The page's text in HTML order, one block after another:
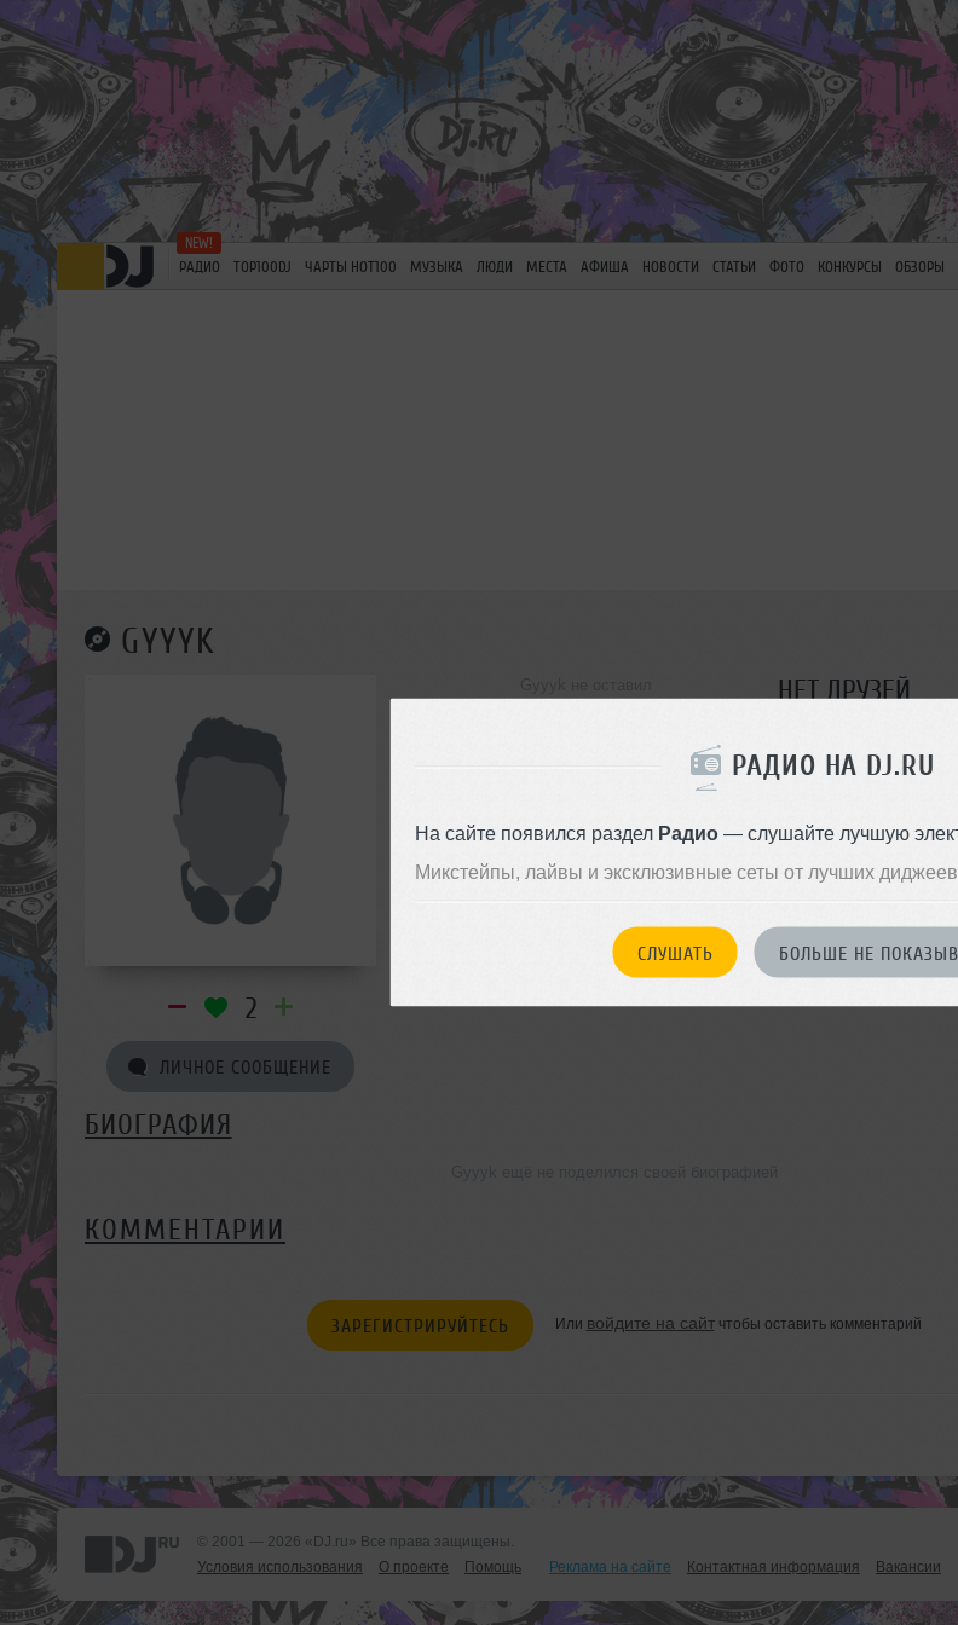
РАДИО НА DJ.RU
На сайте появился раздел Радио— слушайте лучшую
Микстейпы, лайвы и эксклюзивные сеты от лучших диджеев.
СЛУШАТЬ БОЛЬШЕ НЕ
РАДИО TOP100DJ ЧАРТЫ HOT100 МУЗЫКА ЛЮДИ МЕСТА АФИША НОВОСТИ СТАТЬИ ФОТО КОНКУРСЫ ОБЗОРЫ
GYYYK
2
ЛИЧНОЕ СООБЩЕНИЕ
НЕТ ДРУЗЕЙ
БИОГРАФИЯ
КОММЕНТАРИИ
ЗАРЕГИСТРИРУЙТЕСЬ Или войдите на сайтчтобы оставить комментарий
© 2001 — 2026 «DJ.ru» Все права защищены.
Условия использования
О проекте Помощь Реклама на сайте Контактная информация Вакансии